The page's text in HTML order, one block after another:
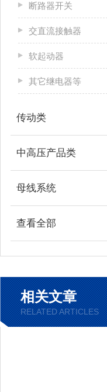
断路器开关
交直流接触器
软起动器
其它继电器等
传动类
中高压产品类
母线系统
查看全部
相关文章
RELATED ARTICLES